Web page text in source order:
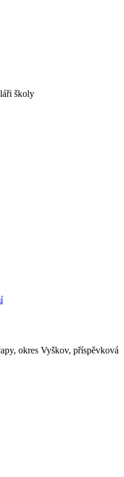
školy
okres Vyškov, příspěvková